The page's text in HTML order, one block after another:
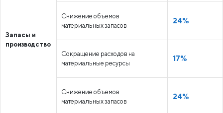
Запасы и
производство
Снижение объемов
материальных запасов
24%
Сокращение расходов на
материальные ресурсы
17%
Снижение объемов
материальных запасов
24%